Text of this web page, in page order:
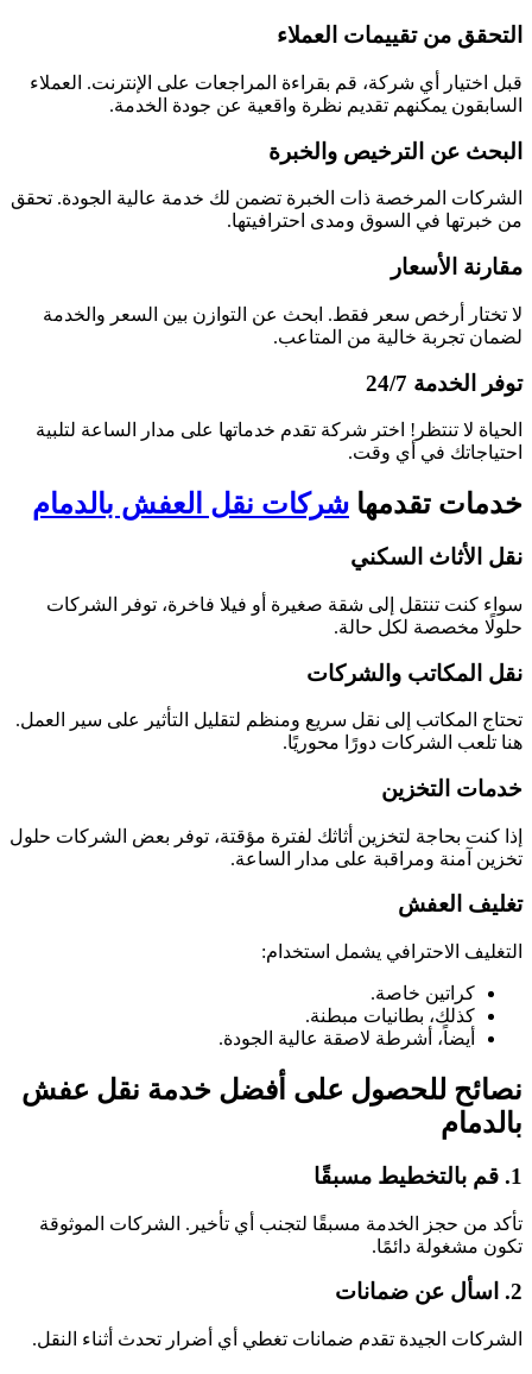
التحقق من تقييمات العملاء
قبل اختيار أي شركة، قم بقراءة المراجعات على الإنترنت. العملاء
السابقون يمكنهم تقديم نظرة واقعية عن جودة الخدمة.
البحث عن الترخيص والخبرة
الشركات المرخصة ذات الخبرة تضمن لك خدمة عالية الجودة. تحقق
من خبرتها في السوق ومدى احترافيتها.
مقارنة الأسعار
لا تختار أرخص سعر فقط. ابحث عن التوازن بين السعر والخدمة
لضمان تجربة خالية من المتاعب.
توفر الخدمة 24/7
الحياة لا تنتظر! اختر شركة تقدم خدماتها على مدار الساعة لتلبية
احتياجاتك في أي وقت.
خدمات تقدمها شركات نقل العفش بالدمام
نقل الأثاث السكني
سواء كنت تنتقل إلى شقة صغيرة أو فيلا فاخرة، توفر الشركات
حلولًا مخصصة لكل حالة.
نقل المكاتب والشركات
تحتاج المكاتب إلى نقل سريع ومنظم لتقليل التأثير على سير العمل.
هنا تلعب الشركات دورًا محوريًا.
خدمات التخزين
إذا كنت بحاجة لتخزين أثاثك لفترة مؤقتة، توفر بعض الشركات حلول
تخزين آمنة ومراقبة على مدار الساعة.
تغليف العفش
التغليف الاحترافي يشمل استخدام:
كراتين خاصة.
كذلك، بطانيات مبطنة.
أيضاً، أشرطة لاصقة عالية الجودة.
نصائح للحصول على أفضل خدمة نقل عفش
بالدمام
1. قم بالتخطيط مسبقًا
تأكد من حجز الخدمة مسبقًا لتجنب أي تأخير. الشركات الموثوقة
تكون مشغولة دائمًا.
2. اسأل عن ضمانات
الشركات الجيدة تقدم ضمانات تغطي أي أضرار تحدث أثناء النقل.